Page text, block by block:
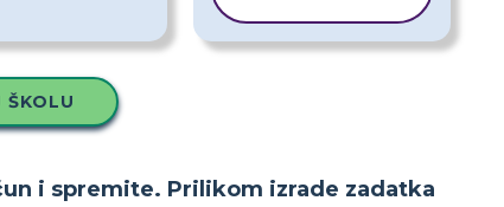
ŠKOLU
i spremite. Prilikom izrade zadatka